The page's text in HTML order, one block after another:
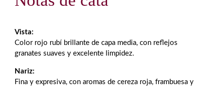
Vista:
Color rojo rubí brillante de capa media, con reflejos
granates suaves y excelente limpidez.
Nariz:
Fina y expresiva, con aromas de cereza roja, frambuesa y